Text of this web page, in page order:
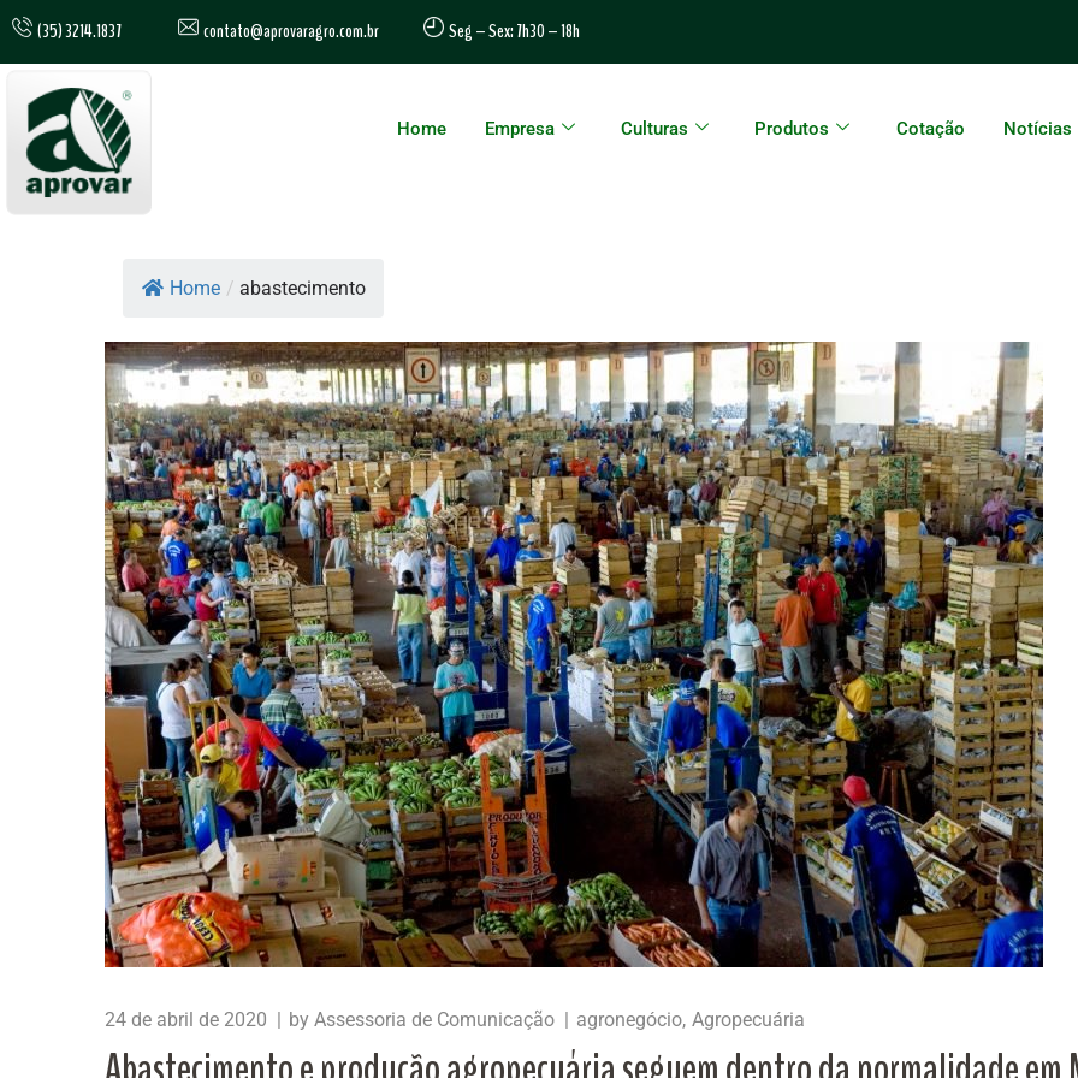
(35) 3214.1837 contato@aprovaragro.com.br Seg – Sex: 7h30 – 18h
Home Empresa Culturas Produtos Cotação Notícias
Home / abastecimento
24 de abril de 2020 by Assessoria de Comunicação agronegócio Agropecuária